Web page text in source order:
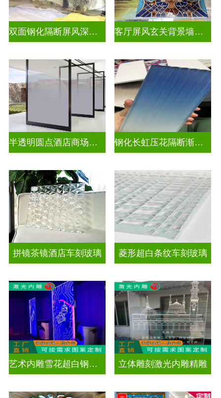
双面钢化隔断屏风深雕玻璃 客厅屏风玄关背景墙深雕浮雕玻璃
半透明圆点酒店商场渐变装饰玻璃 钢化长虹压花隔断渐变隔断装饰玻璃
拼镜茶镜酒店车刻玻璃 菱形超白条纹车刻玻璃
艺术内雕雪花超白钢化激光内雕发光玻璃背景墙 立体雕刻激光内雕精雕